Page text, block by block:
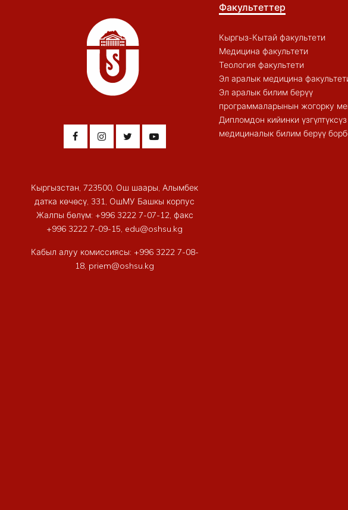
Кыргызстан, 723500, Ош шаары, Алымбек
датка көчөсү, 331, ОшМУ Башкы корпус
Жалпы бөлүм: +996 3222 7-07-12, факс
+996 3222 7-09-15, edu@oshsu.kg
Кабыл алуу комиссиясы: +996 3222 7-08-
18, priem@oshsu.kg
Факультеттер
Кыргыз-Кытай факультети
Медицина факультети
Теология факультети
Эл аралык медицина
Эл аралык билим берүү
программаларынын жогорку
Дипломдон кийинки үзгүлтүксүз
медициналык билим берүү